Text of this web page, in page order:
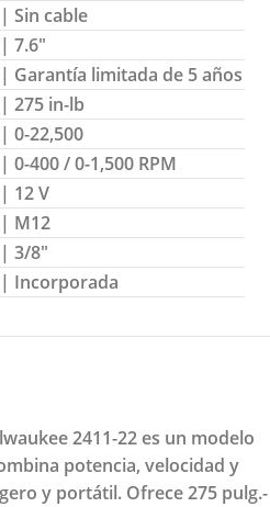
| Sin cable
| 7.6″
| Garantía limitada de 5 años
| 275 in-lb
| 0-22,500
| 0-400 / 0-1,500 RPM
| 12 V
| M12
| 3/8″
| Incorporada
2411-22 es un modelo
potencia, velocidad y
y portátil. Ofrece 275 pulg.-